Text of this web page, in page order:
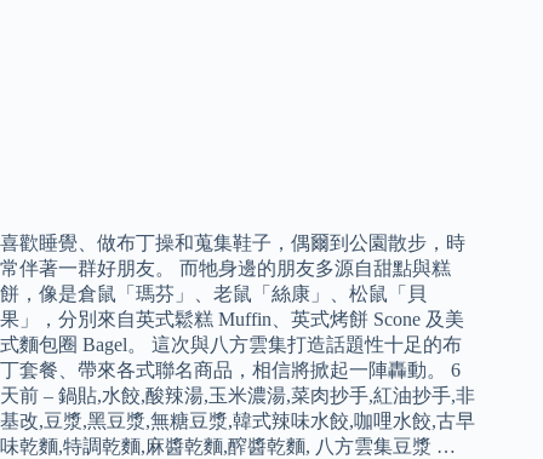
喜歡睡覺、做布丁操和蒐集鞋子，偶爾到公園散步，時
常伴著一群好朋友。 而牠身邊的朋友多源自甜點與糕
餅，像是倉鼠「瑪芬」、老鼠「絲康」、松鼠「貝
果」，分別來自英式鬆糕 Muffin、英式烤餅 Scone 及美
式麵包圈 Bagel。 這次與八方雲集打造話題性十足的布
丁套餐、帶來各式聯名商品，相信將掀起一陣轟動。 6
天前 – 鍋貼,水餃,酸辣湯,玉米濃湯,菜肉抄手,紅油抄手,非
基改,豆漿,黑豆漿,無糖豆漿,韓式辣味水餃,咖哩水餃,古早
味乾麵,特調乾麵,麻醬乾麵,醡醬乾麵, 八方雲集豆漿 …